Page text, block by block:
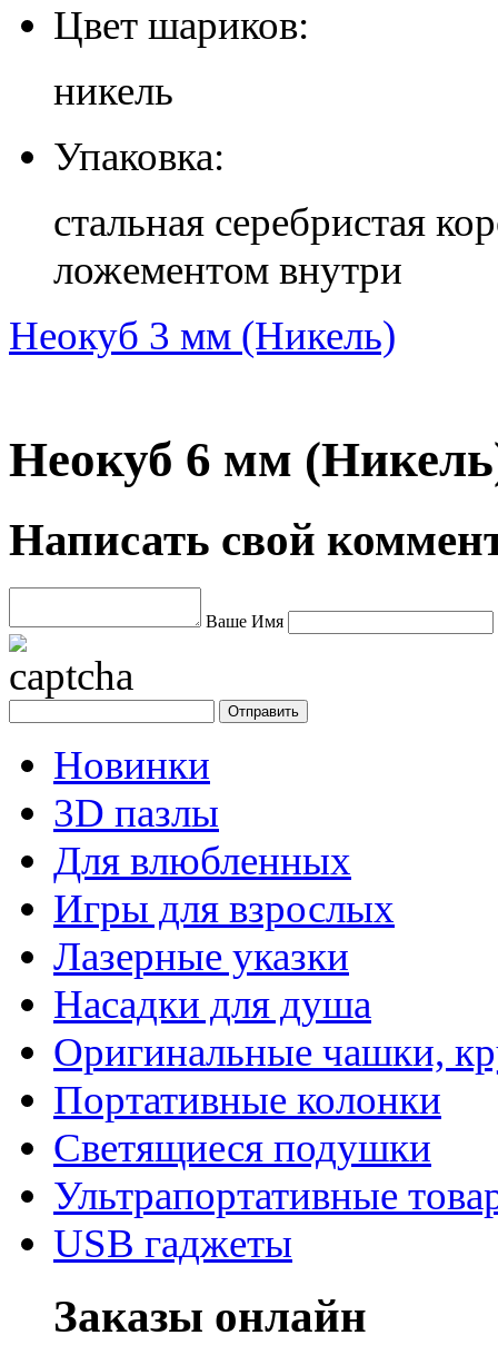
Цвет шариков:
никель
Упаковка:
стальная серебристая
ложементом внутри
Неокуб 3 мм (Никель)
Неокуб 6 мм
Написать свой
Ваше Имя
Новинки
3D пазлы
Для влюбленных
Игры для взрослых
Лазерные указки
Насадки для душа
Оригинальные чашки,
Портативные колонки
Светящиеся подушки
Ультрапортативные
USB гаджеты
Заказы онлайн